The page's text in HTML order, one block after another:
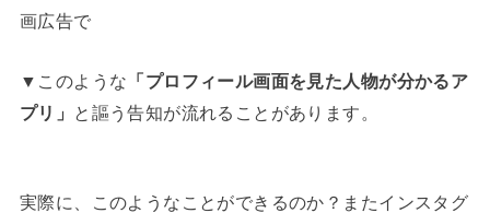
画広告で
▼このような 「プロフィール画面を見た人物が分かるア
プリ」
と謳う告知が流れることがあります。
実際に、このようなことができるのか？またインスタグ